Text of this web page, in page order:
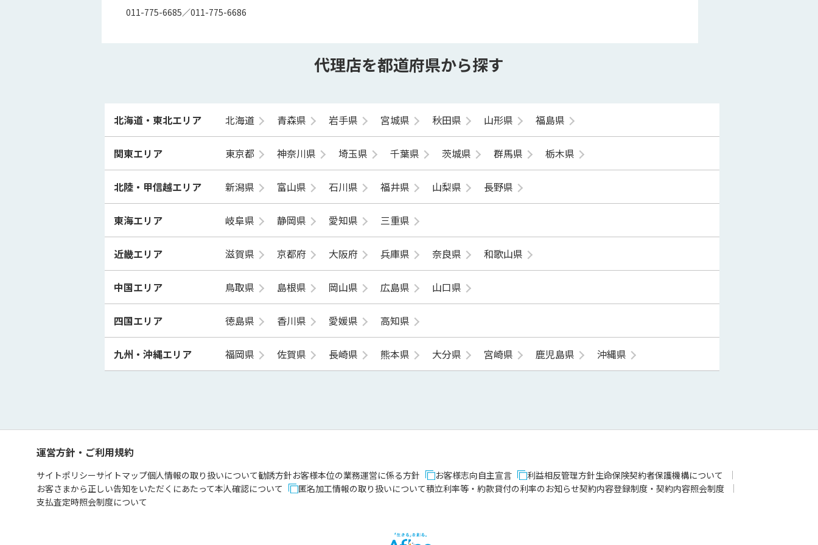
011-775-6685／011-775-6686
代理店を都道府県から探す
北海道・東北エリア 北海道 青森県 岩手県 宮城県 秋田県 山形県 福島県
関東エリア 東京都 神奈川県 埼玉県 千葉県 茨城県 群馬県 栃木県
北陸・甲信越エリア 新潟県 富山県 石川県 福井県 山梨県 長野県
東海エリア 岐阜県 静岡県 愛知県 三重県
近畿エリア 滋賀県 京都府 大阪府 兵庫県 奈良県 和歌山県
中国エリア 鳥取県 島根県 岡山県 広島県 山口県
四国エリア 徳島県 香川県 愛媛県 高知県
九州・沖縄エリア 福岡県 佐賀県 長崎県 熊本県 大分県 宮崎県 鹿児島県 沖縄県
運営方針・ご利用規約
サイトポリシーサイトマップ個人情報の取り扱いについて勧誘方針お客様本位の業務運営に係る方針 お客様志向自主宣言 利益相反管理方針生命保険契約者保護機構について
お客さまから正しい告知をいただくにあたって本人確認について 匿名加工情報の取り扱いについて積立利率等・約款貸付の利率のお知らせ契約内容登録制度・契約内容照会制度
支払査定時照会制度について